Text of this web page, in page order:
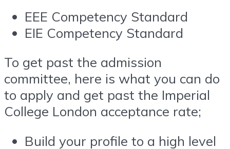
EEE Competency Standard
EIE Competency Standard
To get past the admission
committee, here is what you can do
to apply and get past the Imperial
College London acceptance rate;
Build your profile to a high level